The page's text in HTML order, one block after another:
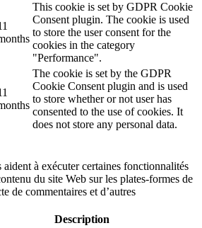
This cookie is set by GDPR Cookie
Consent plugin. The cookie is used
to store the user consent for the
cookies in the category
"Performance".
The cookie is set by the GDPR
Cookie Consent plugin and is used
to store whether or not user has
consented to the use of cookies. It
does not store any personal data.
à exécuter certaines fonctionnalités
du site Web sur les plates-formes de
de commentaires et d’autres
Description